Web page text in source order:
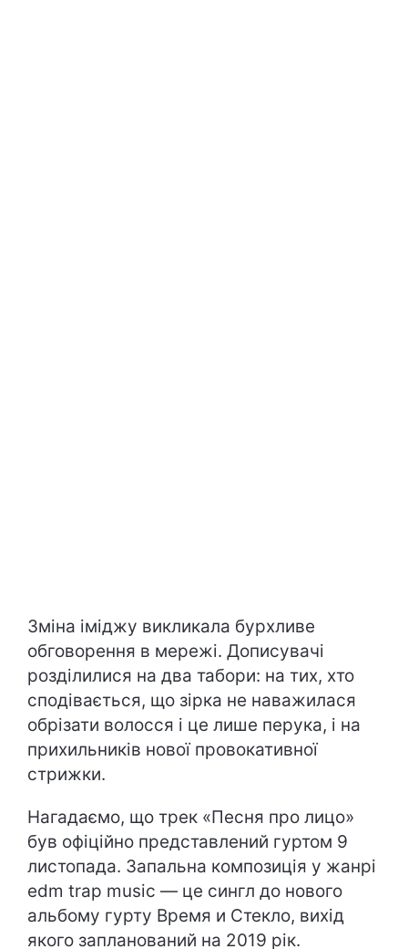
Зміна іміджу викликала бурхливе
обговорення в мережі. Дописувачі
розділилися на два табори: на тих, хто
сподівається, що зірка не наважилася
обрізати волосся і це лише перука, і на
прихильників нової провокативної
стрижки.
Нагадаємо, що трек «Песня про лицо»
був офіційно представлений гуртом 9
листопада. Запальна композиція у жанрі
edm trap music — це сингл до нового
альбому гурту Время и Стекло, вихід
якого запланований на 2019 рік.